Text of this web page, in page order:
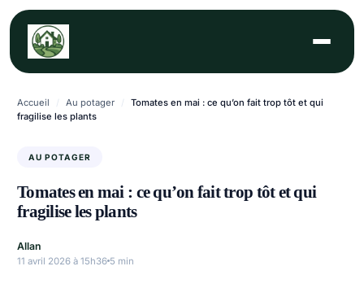
Aller
contenu
Accueil / Au potager /
Tomates en mai : ce qu’on fait trop tôt et qui
fragilise les plants
AU POTAGER
Tomates en mai : ce qu’on fait trop tôt et qui
fragilise les plants
Allan
11 avril 2026 à 15h36 5 min